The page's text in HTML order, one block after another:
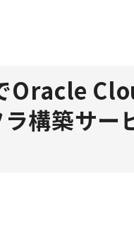
Oracle
構築サー